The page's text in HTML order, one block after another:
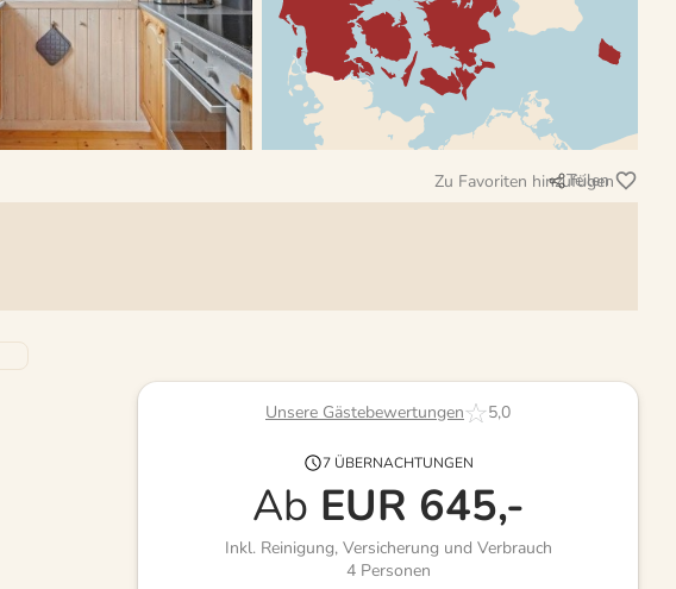
Zu Favoriten hinzufügen
Teilen
Unsere Gästebewertungen 5,0
7 ÜBERNACHTUNGEN
Ab EUR 645,-
Inkl. Reinigung, Versicherung und Verbrauch
4 Personen